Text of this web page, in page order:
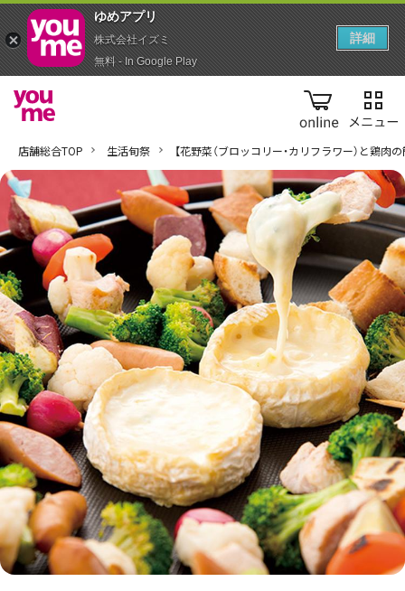
online
店舗総合TOP 生活旬祭 【花野菜（ブロッコリー・カリフラワー）と鶏
ゆめアプ‪リ‬
株式会社イズミ
無料 - In Google Play
詳細